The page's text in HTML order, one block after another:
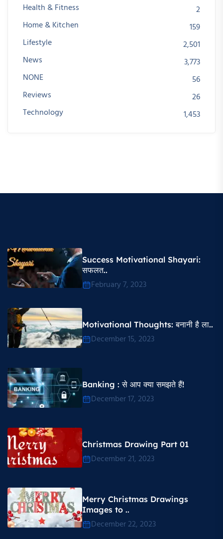
Health & Fitness
2
Home & Kitchen
159
Lifestyle
2,501
News
3,773
NONE
56
Reviews
26
Technology
1,453
Success Motivational Shayari​:
सफलत..
February 7, 2023
Motivational Thoughts​: बनानी है ला..
December 15, 2023
Banking : से आप क्या समझते हैं!
December 17, 2023
Christmas Drawing Part 01
December 21, 2023
Merry Christmas Drawings
Images to ..
December 22, 2023